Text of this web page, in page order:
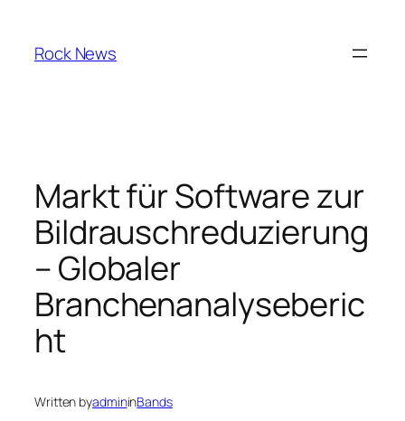
content
Rock News
Markt für Software zur
Bildrauschreduzierung
– Globaler
Branchenanalyseberic
ht
Written byadmininBands